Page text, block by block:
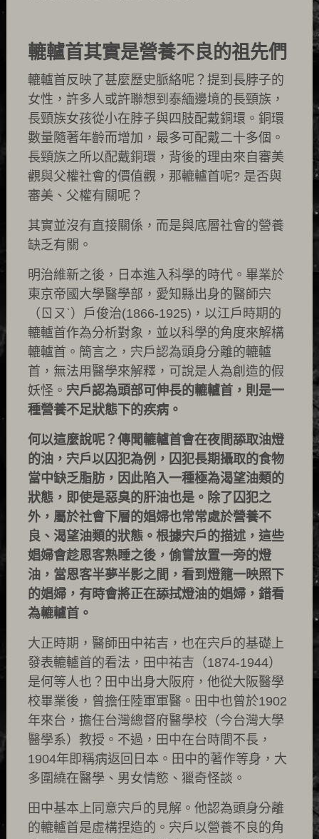
轆轤首其實是營養不良的祖先們
轆轤首反映了甚麼歷史脈絡呢？提到長脖子的
女性，許多人或許聯想到泰緬邊境的長頸族，
長頸族女孩從小在脖子與四肢配戴銅環。銅環
數量隨著年齡而增加，最多可配戴二十多個。
長頸族之所以配戴銅環，背後的理由來自審美
觀與父權社會的價值觀，那轆轤首呢? 是否與
審美、父權有關呢？
其實並沒有直接關係，而是與底層社會的營養
缺乏有關。
明治維新之後，日本進入科學的時代。畢業於
東京帝國大學醫學部，愛知縣出身的醫師宍
（ㄖㄡˋ）戶俊治(1866-1925)，以江戶時期的
轆轤首作為分析對象，並以科學的角度來解構
轆轤首。簡言之，宍戶認為頭身分離的轆轤
首，無法用醫學來解釋，可說是人為創造的假
妖怪。 宍戶認為頭部可伸長的轆轤首，則是一
種營養不足狀態下的疾病。
何以這麼說呢？傳聞轆轤首會在夜間舔取油燈
的油，宍戶以囚犯為例，囚犯長期攝取的食物
當中缺乏脂肪，因此陷入一種極為渴望油類的
狀態，即使是惡臭的肝油也是。除了囚犯之
外，屬於社會下層的娼婦也常常處於營養不
良、渴望油類的狀態。根據宍戶的描述，這些
娼婦會趁恩客熟睡之後，偷嘗放置一旁的燈
油，當恩客半夢半影之間，看到燈籠一映照下
的娼婦，有時會將正在舔拭燈油的娼婦，錯看
為轆轤首。
大正時期，醫師田中祐吉，也在宍戶的基礎上
發表轆轤首的看法，田中祐吉（1874-1944）
是何等人也？田中出身大阪府，他從大阪醫學
校畢業後，曾擔任陸軍軍醫。田中也曾於1902
年來台，擔任台灣總督府醫學校（今台灣大學
醫學系）教授。不過，田中在台時間不長，
1904年即稱病返回日本。田中的著作等身，大
多圍繞在醫學、男女情慾、獵奇怪談。
田中基本上同意宍戶的見解。他認為頭身分離
的轆轤首是虛構捏造的。宍戶以營養不良的角